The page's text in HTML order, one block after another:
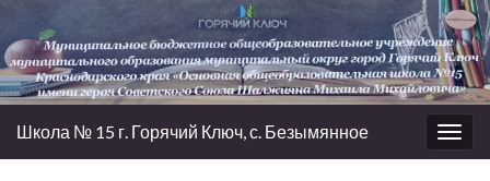
Вкл/
выкл
Школа № 15 г. Горячий Ключ, с. Безымянное